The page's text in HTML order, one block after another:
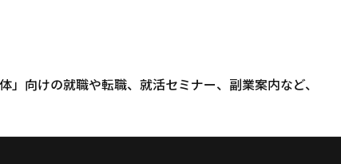
」向けの就職や転職、就活セミナー、副業案内など、